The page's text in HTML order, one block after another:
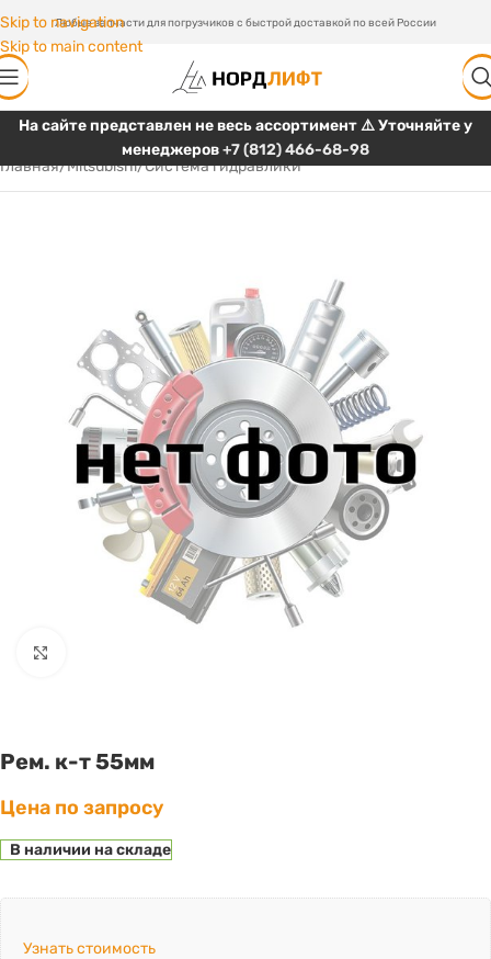
Skip to navigation
Skip to main content
Любые запчасти для погрузчиков с быстрой доставкой по всей России
На сайте представлен не весь ассортимент ⚠️ Уточняйте у
менеджеров+7 (812) 466-68-98
Главная/Mitsubishi/Система гидравлики
Рем. к-т 55мм
Цена по запросу
В наличии на складе
Узнать стоимость